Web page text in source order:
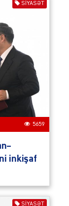
SIYASƏT
5659
inkişaf
SIYASƏT